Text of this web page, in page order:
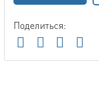
Поделиться: